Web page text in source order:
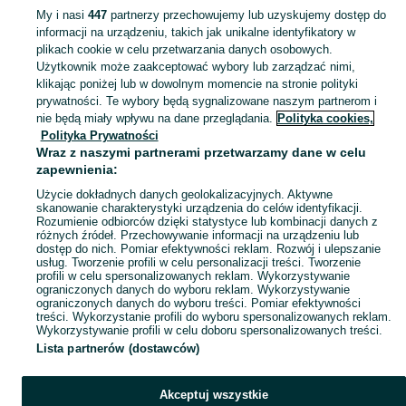
KATEGORIA
Sprzedaż hulajnóg Sosnowiec ▶️ Aktualne oferty nowe i używane ✅ Szeroki wybór produktów w atrakcyjnych cenach ✌ Przeglądaj ogłoszenia na OLX.pl! Zobacz
Mapa kategorii
Mapa miejscowości
Mapa ministron
Popularne wyszukiwania
My i nasi 447partnerzy przechowujemy lub uzyskujemy dostęp do
informacji na urządzeniu, takich jak unikalne identyfikatory w
plikach cookie w celu przetwarzania danych osobowych.
Użytkownik może zaakceptować wybory lub zarządzać nimi,
klikając poniżej lub w dowolnym momencie na stronie polityki
prywatności. Te wybory będą sygnalizowane naszym partnerom i
nie będą miały wpływu na dane przeglądania. Polityka cookies,
Polityka Prywatności
Wraz z naszymi partnerami przetwarzamy dane w celu
zapewnienia:
Użycie dokładnych danych geolokalizacyjnych. Aktywne
skanowanie charakterystyki urządzenia do celów identyfikacji.
Rozumienie odbiorców dzięki statystyce lub kombinacji danych z
różnych źródeł. Przechowywanie informacji na urządzeniu lub
dostęp do nich. Pomiar efektywności reklam. Rozwój i ulepszanie
usług. Tworzenie profili w celu personalizacji treści. Tworzenie
profili w celu spersonalizowanych reklam. Wykorzystywanie
ograniczonych danych do wyboru reklam. Wykorzystywanie
ograniczonych danych do wyboru treści. Pomiar efektywności
treści. Wykorzystanie profili do wyboru spersonalizowanych reklam.
Wykorzystywanie profili w celu doboru spersonalizowanych treści.
Lista partnerów (dostawców)
Akceptuj wszystkie